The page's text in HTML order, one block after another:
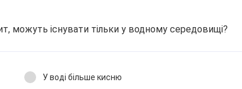
можуть існувати тільки у водному середовищі?
У воді більше кисню